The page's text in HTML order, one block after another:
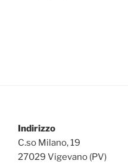
Indirizzo
C.so Milano, 19
27029 Vigevano (PV)